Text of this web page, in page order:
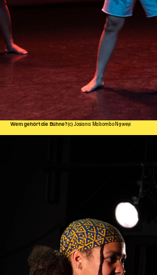
Wem gehört die Bühne?(c) Josiana Mabombo Ngweyi